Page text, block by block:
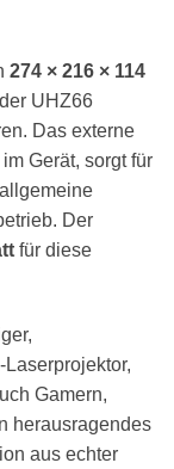
274 × 216 × 114
UHZ66
Das externe
Gerät, sorgt für
Der
für diese
Gamern,
herausragendes
aus echter